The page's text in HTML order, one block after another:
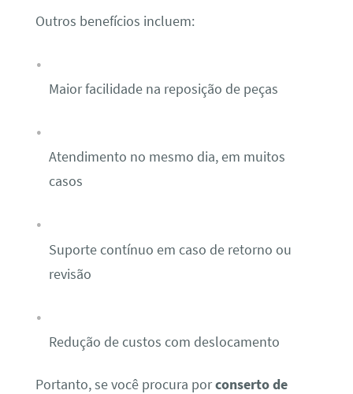
Outros benefícios incluem:
Maior facilidade na reposição de peças
Atendimento no mesmo dia, em muitos
casos
Suporte contínuo em caso de retorno ou
revisão
Redução de custos com deslocamento
Portanto, se você procura porconserto de